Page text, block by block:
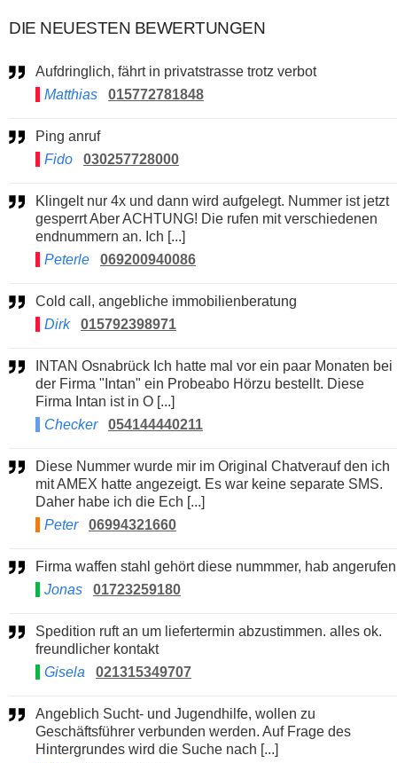
DIE NEUESTEN BEWERTUNGEN
Aufdringlich, fährt in privatstrasse trotz verbot
Matthias
015772781848
Ping anruf
Fido
030257728000
Klingelt nur 4x und dann wird aufgelegt. Nummer ist jetzt
gesperrt Aber ACHTUNG! Die rufen mit verschiedenen
endnummern an. Ich [...]
Peterle
069200940086
Cold call, angebliche immobilienberatung
Dirk
015792398971
der Firma "Intan" ein Probeabo Hörzu bestellt. Diese
Firma Intan ist in O [...]
Checker
054144440211
Diese Nummer wurde mir im Original Chatverauf den ich
mit AMEX hatte angezeigt. Es war keine separate SMS.
Daher habe ich die Ech [...]
Peter
06994321660
Firma waffen stahl gehört diese nummmer, hab angerufen
Jonas
01723259180
Spedition ruft an um liefertermin abzustimmen. alles ok.
freundlicher kontakt
Gisela
021315349707
Angeblich Sucht- und Jugendhilfe, wollen zu
Geschäftsführer verbunden werden. Auf Frage des
Hintergrundes wird die Suche nach [...]